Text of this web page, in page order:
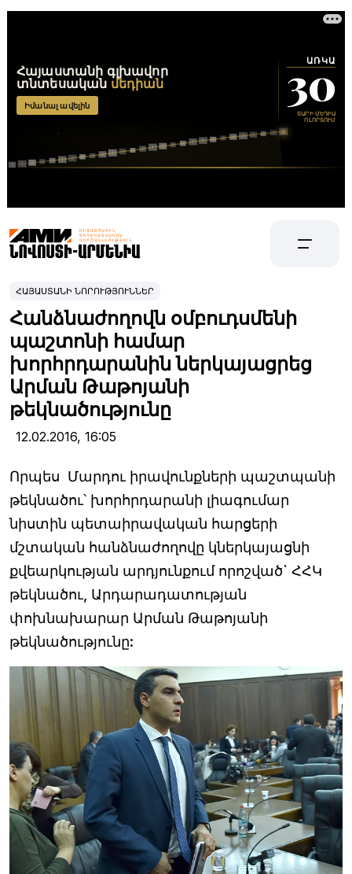
ՀԱՅԱՍՏԱՆԻ ՆՈՐՈՒԹՅՈՒՆՆԵՐ
Հանձնաժողովն օմբուդսմենի
պաշտոնի համար
խորհրդարանին ներկայացրեց
Արման Թաթոյանի
թեկնածությունը
12.02.2016, 16:05
Որպես Մարդու իրավունքների պաշտպանի
թեկնածու՝ խորհրդարանի լիագումար
նիստին պետաիրավական հարցերի
մշտական հանձնաժողովը կներկայացնի
քվեարկության արդյունքում որոշված` ՀՀԿ
թեկնածու, Արդարադատության
փոխնախարար Արման Թաթոյանի
թեկնածությունը: